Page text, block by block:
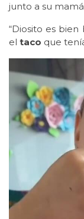
junto a su
“Diosito es bien
el taco que